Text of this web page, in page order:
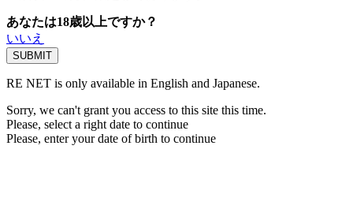
あなたは18歳以上ですか？
いいえ
RE NET is only available in English and Japanese.
Sorry, we can't grant you access to this site this time.
Please, select a right date to continue
Please, enter your date of birth to continue